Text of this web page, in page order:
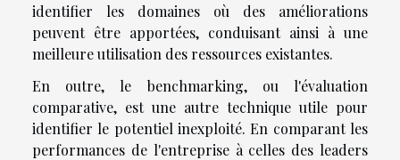
identifier les domaines où des améliorations
peuvent être apportées, conduisant ainsi à une
meilleure utilisation des ressources existantes.
En outre, le benchmarking, ou l'évaluation
comparative, est une autre technique utile pour
identifier le potentiel inexploité. En comparant les
performances de l'entreprise à celles des leaders